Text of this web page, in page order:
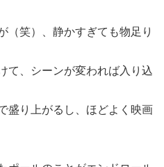
（笑）、静かすぎても物足り
て、シーンが変われば入り込
盛り上がるし、ほどよく映画